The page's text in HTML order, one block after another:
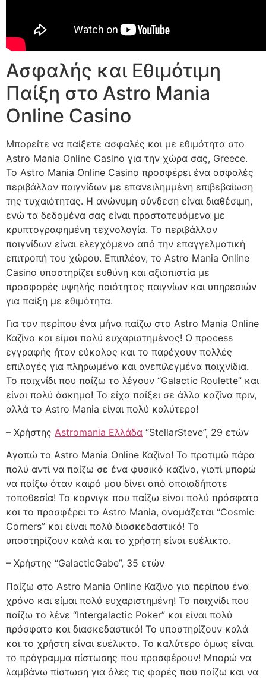
Ασφαλής και Εθιμότιμη
Παίξη στο Astro Mania
Online Casino
Μπορείτε να παίξετε ασφαλές και με εθιμότητα στο
Astro Mania Online Casino για την χώρα σας, Greece.
Το Astro Mania Online Casino προσφέρει ένα ασφαλές
περιβάλλον παιγνίδων με επανειλημμένη επιβεβαίωση
της τυχαιότητας. Η ανώνυμη σύνδεση είναι διαθέσιμη,
ενώ τα δεδομένα σας είναι προστατευόμενα με
κρυπτογραφημένη τεχνολογία. Το περιβάλλον
παιγνίδων είναι ελεγχόμενο από την επαγγελματική
επιτροπή του χώρου. Επιπλέον, το Astro Mania Online
Casino υποστηρίζει ευθύνη και αξιοπιστία με
προσφορές υψηλής ποιότητας παιγνίων και υπηρεσιών
για παίξη με εθιμότητα.
Για τον περίπου ένα μήνα παίζω στο Astro Mania Online
Καζίνο και είμαι πολύ ευχαριστημένος! Ο πρocess
εγγραφής ήταν εύκολος και το παρέχουν πολλές
επιλογές για πληρωμένα και ανεπιλεγμένα παιχνίδια.
Το παιχνίδι που παίζω το λέγουν “Galactic Roulette” και
είναι πολύ άσκημο! Το είχα παίξει σε άλλα καζίνα πριν,
αλλά το Astro Mania είναι πολύ καλύτερο!
– Χρήστης Astromania Ελλάδα “StellarSteve”, 29 ετών
Αγαπώ το Astro Mania Online Καζίνο! Το προτιμώ πάρα
πολύ αντί να παίζω σε ένα φυσικό καζίνο, γιατί μπορώ
να παίξω όταν καιρό μου δίνει από οποιαδήποτε
τοποθεσία! Το κορνιγκ που παίζω είναι πολύ πρόσφατο
και το προσφέρει το Astro Mania, ονομάζεται “Cosmic
Corners” και είναι πολύ διασκεδαστικό! Το
υποστηρίζουν καλά και το χρήστη είναι ευέλικτο.
– Χρήστης “GalacticGabe”, 35 ετών
Παίζω στο Astro Mania Online Καζίνο για περίπου ένα
χρόνο και είμαι πολύ ευχαριστημένη! Το παιχνίδι που
παίζω το λένε “Intergalactic Poker” και είναι πολύ
πρόσφατο και διασκεδαστικό! Το υποστηρίζουν καλά
και το χρήστη είναι ευέλικτο. Το καλύτερο όμως είναι
το πρόγραμμα πίστωσης που προσφέρουν! Μπορώ να
λαμβάνω πίστωση για όλες τις φορές που παίζω και να